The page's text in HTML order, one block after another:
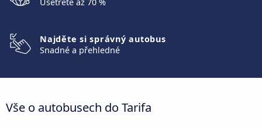
Najděte si správný autobus
Snadné a přehledné
Vše o autobusech do Tarifa